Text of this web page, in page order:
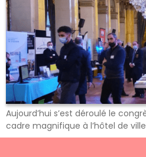
Aujourd’hui s’est déroulé le
cadre magnifique à l’hôtel de ville